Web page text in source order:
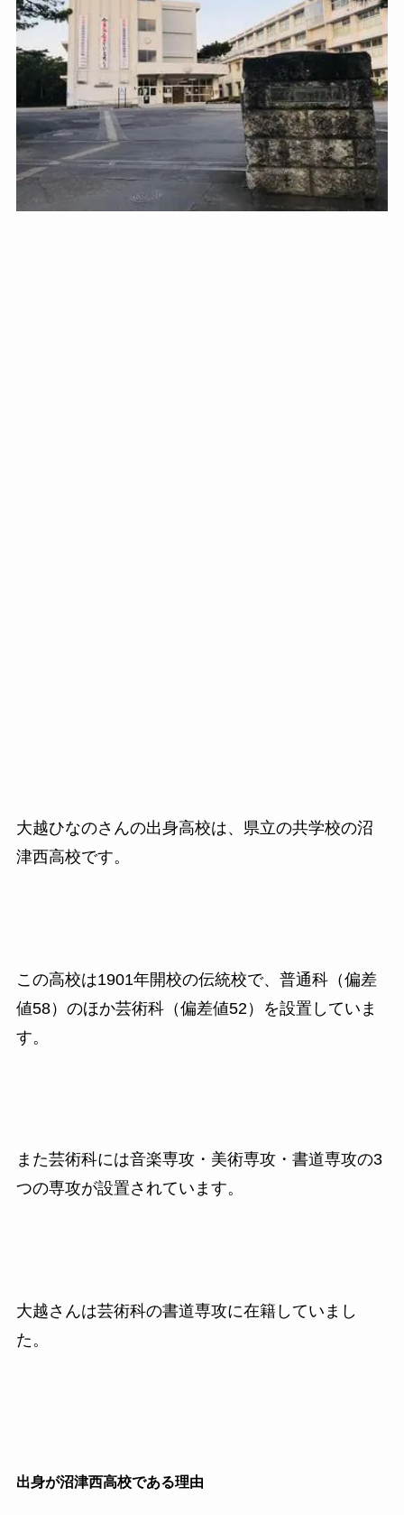
大越ひなのさんの出身高校は、県立の共学校の沼
津西高校です。
この高校は1901年開校の伝統校で、普通科（偏差
値58）のほか芸術科（偏差値52）を設置していま
す。
また芸術科には音楽専攻・美術専攻・書道専攻の3
つの専攻が設置されています。
大越さんは芸術科の書道専攻に在籍していまし
た。
出身が沼津西高校である理由